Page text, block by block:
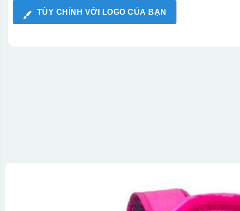
TÙY CHỈNH VỚI LOGO CỦA BẠN